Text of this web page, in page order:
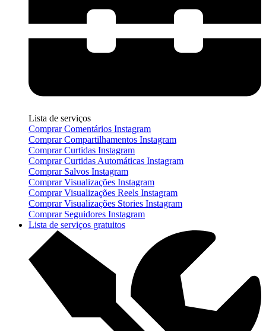
Lista de serviços
Comprar Comentários Instagram
Comprar Compartilhamentos Instagram
Comprar Curtidas Instagram
Comprar Curtidas Automáticas Instagram
Comprar Salvos Instagram
Comprar Visualizações Instagram
Comprar Visualizações Reels Instagram
Comprar Visualizações Stories Instagram
Comprar Seguidores Instagram
Lista de serviços gratuitos